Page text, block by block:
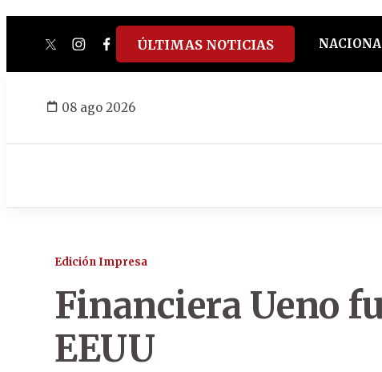
twitterinstagram
facebook
tiktokyoutube
spotify
ÚLTIMAS NOTICIAS
08 ago 2026
Edición Impresa
Financiera Ueno
EEUU